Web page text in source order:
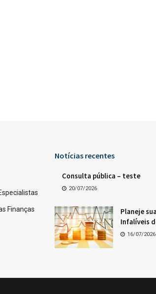
Finanças
Notícias recentes
Consulta pública – teste
20/07/2026
Planeje
Infalíveis
16/07/2026